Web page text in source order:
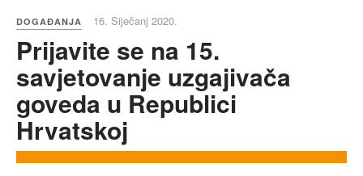
DOGAĐANJA 16. Siječanj 2020.
Prijavite se na 15.
savjetovanje uzgajivača
goveda u Republici
Hrvatskoj